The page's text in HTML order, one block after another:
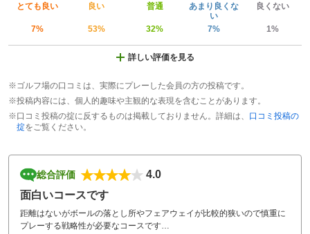
とても良い 良い 普通
あまり良くな
い
良くない
7% 53% 32% 7% 1%
詳しい評価を見る
※ゴルフ場の口コミは、実際にプレーした会員の方の投稿です。
※投稿内容には、個人的趣味や主観的な表現を含むことがあります。
※口コミ投稿の掟に反するものは掲載しておりません。詳細は、 口コミ投稿の
掟をご覧ください。
総合評価
4.0
面白いコースです
距離はないがボールの落とし所やフェアウェイが比較的狭いので慎重に
プレーする戦略性が必要なコースです